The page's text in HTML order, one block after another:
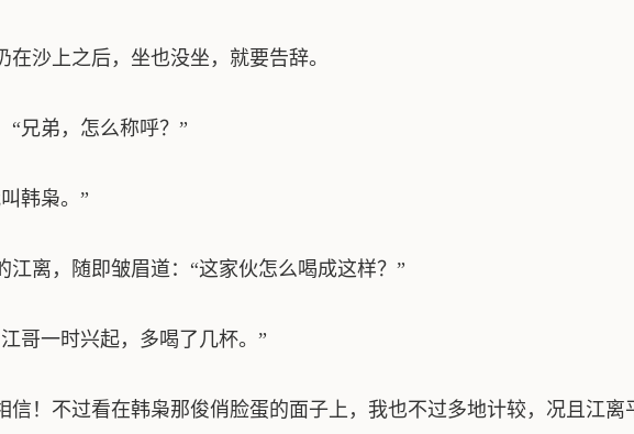
沙上之后，坐也没坐，就要告辞。
兄弟，怎么称呼？”
韩枭。”
离，随即皱眉道：“这家伙怎么喝成这样？”
哥一时兴起，多喝了几杯。”
！不过看在韩枭那俊俏脸蛋的面子上，我也不过多地计较，况且江离